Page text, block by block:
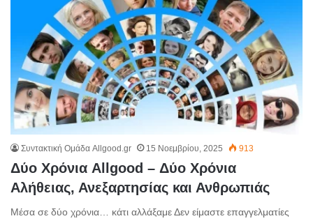
Συντακτική Ομάδα Allgood.gr 15 Νοεμβρίου, 2025 913
Δύο Χρόνια Allgood – Δύο Χρόνια
Αλήθειας, Ανεξαρτησίας και Ανθρωπιάς
Μέσα σε δύο χρόνια… κάτι αλλάξαμε Δεν είμαστε επαγγελματίες